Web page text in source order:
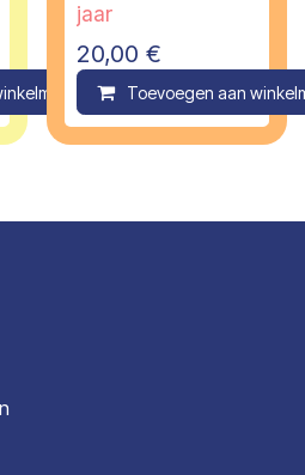
Compare
jaar
20,00 €
Toevoegen aan